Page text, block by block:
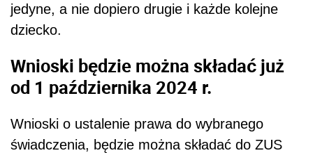
jedyne, a nie dopiero drugie i każde kolejne
dziecko.
Wnioski będzie można składać już
od 1 października 2024 r.
Wnioski o ustalenie prawa do wybranego
świadczenia, będzie można składać do ZUS